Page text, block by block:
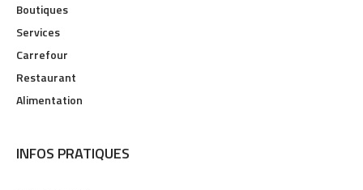
Boutiques
Services
Carrefour
Restaurant
Alimentation
INFOS PRATIQUES